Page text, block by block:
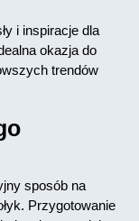
i inspiracje dla
okazja do
trendów
sposób na
Przygotowanie